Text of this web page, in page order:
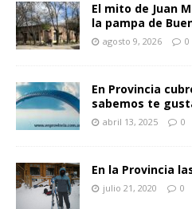
El mito de Juan
la pampa de
agosto 9, 2026 0
En Provincia
sabemos te
abril 13, 2025 0
En la Provincia
julio 21, 2020 0